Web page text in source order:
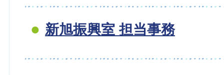
新旭振興室 担当事務